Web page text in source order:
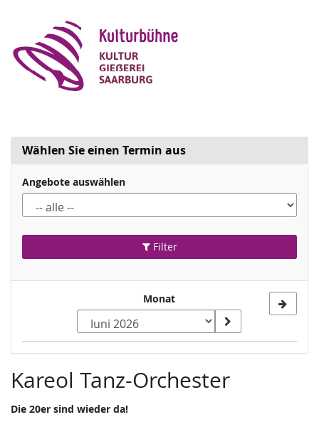
Inhalt
springen
Wählen Sie einen Termin aus
Angebote auswählen
Filter
Monat
Kareol Tanz-Orchester
Die 20er sind wieder da!